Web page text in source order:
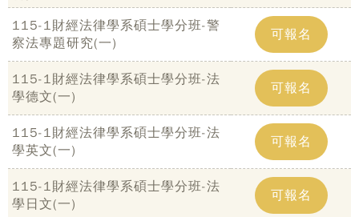
115-1財經法律學系碩士學分班-警
察法專題研究(一)
可報名
115-1財經法律學系碩士學分班-法
學德文(一)
可報名
115-1財經法律學系碩士學分班-法
學英文(一)
可報名
115-1財經法律學系碩士學分班-法
學日文(一)
可報名